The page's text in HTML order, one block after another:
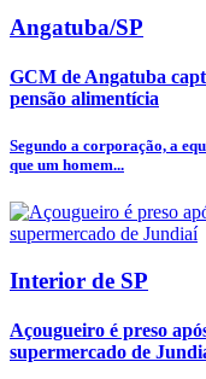
Angatuba/SP
GCM de Angatuba
pensão alimentícia
Segundo a corporação, a
que um homem...
Interior de SP
Açougueiro é preso
supermercado de